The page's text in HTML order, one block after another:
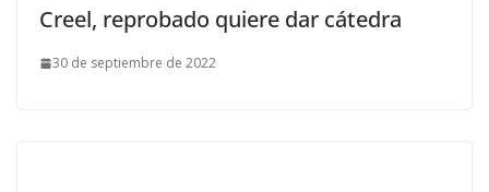
Creel, reprobado quiere dar cátedra
30 de septiembre de 2022